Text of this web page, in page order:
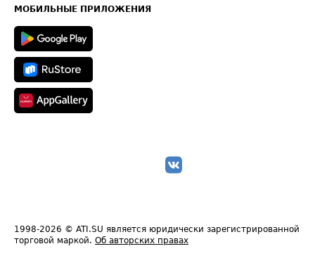
Техническая информация
МОБИЛЬНЫЕ ПРИЛОЖЕНИЯ
1998-2026 © ATI.SU является юридически зарегистрированной
торговой маркой. Об авторских правах